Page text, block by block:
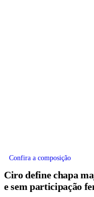
Confira a composição
Ciro define chapa
e sem participação